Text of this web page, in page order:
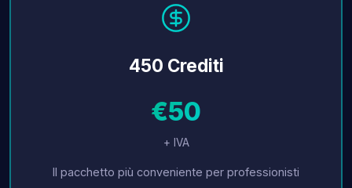
450 Crediti
€50
+ IVA
Il pacchetto più conveniente per professionisti